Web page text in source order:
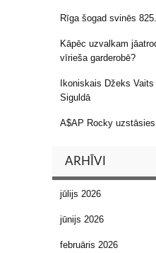
Rīga šogad svinēs
Kāpēc uzvalkam
vīrieša garderobē?
Ikoniskais Džeks
Siguldā
A$AP Rocky
ARHĪVI
jūlijs 2026
jūnijs 2026
februāris 2026